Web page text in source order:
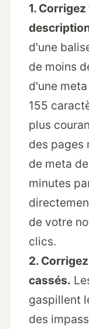
1.
d'une
de moins
d'une
155
plus
des pages
de meta
minutes
de votre
clics.
2.
cassés.
gaspillent
des